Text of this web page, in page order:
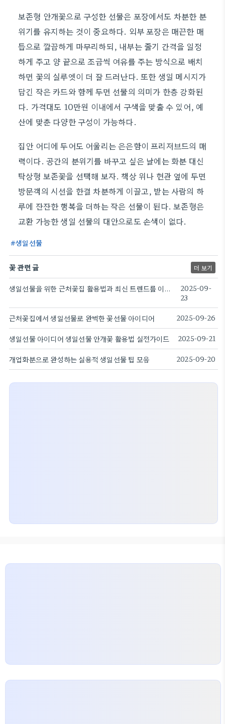
보존형 안개꽃으로 구성한 선물은 포장에서도 차분한 분
위기를 유지하는 것이 중요하다. 외부 포장은 매끈한 매
듭으로 깔끔하게 마무리하되, 내부는 줄기 간격을 일정
하게 주고 양 끝으로 조금씩 여유를 주는 방식으로 배치
하면 꽃의 실루엣이 더 잘 드러난다. 또한 생일 메시지가
담긴 작은 카드와 함께 두면 선물의 의미가 한층 강화된
다. 가격대도 10만원 이내에서 구색을 맞출 수 있어, 예
산에 맞춘 다양한 구성이 가능하다.
집안 어디에 두어도 어울리는 은은함이 프리저브드의 매
력이다. 공간의 분위기를 바꾸고 싶은 날에는 화분 대신
탁상형 보존꽃을 선택해 보자. 책상 위나 현관 옆에 두면
방문객의 시선을 한결 차분하게 이끌고, 받는 사람의 하
루에 잔잔한 행복을 더하는 작은 선물이 된다. 보존형은
교환 가능한 생일 선물의 대안으로도 손색이 없다.
생일선물
꽃 관련 글 더 보기
생일선물을 위한 근처꽃집 활용법과 최신 트렌드를 이야기하다
2025-09-
23
근처꽃집에서 생일선물로 완벽한 꽃선물 아이디어 2025-09-26
생일선물 아이디어 생일선물 안개꽃 활용법 실전가이드 2025-09-21
개업화분으로 완성하는 실용적 생일선물 팁 모음 2025-09-20